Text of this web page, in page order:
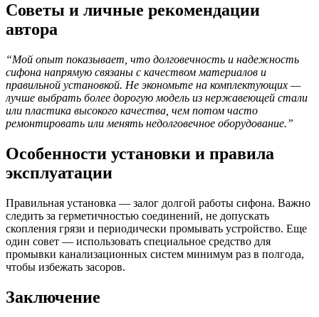
Советы и личные рекомендации
автора
“Мой опыт показывает, что долговечность и надежность
сифона напрямую связаны с качеством материалов и
правильной установкой. Не экономьте на комплектующих —
лучше выбрать более дорогую модель из нержавеющей стали
или пластика высокого качества, чем потом часто
ремонтировать или менять недолговечное оборудование.”
Особенности установки и правила
эксплуатации
Правильная установка — залог долгой работы сифона. Важно
следить за герметичностью соединений, не допускать
скопления грязи и периодически промывать устройство. Еще
один совет — использовать специальное средство для
промывки канализационных систем минимум раз в полгода,
чтобы избежать засоров.
Заключение